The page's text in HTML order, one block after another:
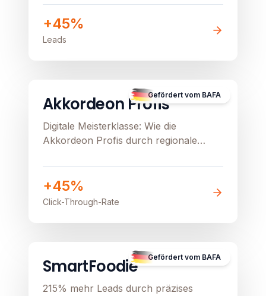
+45%
Leads
Gefördert vom BAFA
B2C E-Commerce
Akkordeon Profis
Digitale Meisterklasse: Wie die
Akkordeon Profis durch regionale
stationären Verkauf beflügeln
+45%
Click-Through-Rate
Gefördert vom BAFA
B2B
SmartFoodie
215% mehr Leads durch präzises